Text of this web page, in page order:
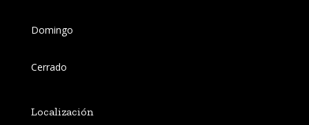
Domingo
Cerrado
Localización